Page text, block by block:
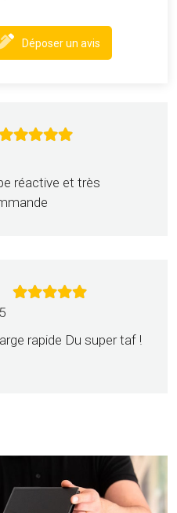
Déposer un avis
réactive et très
rapide Du super taf !